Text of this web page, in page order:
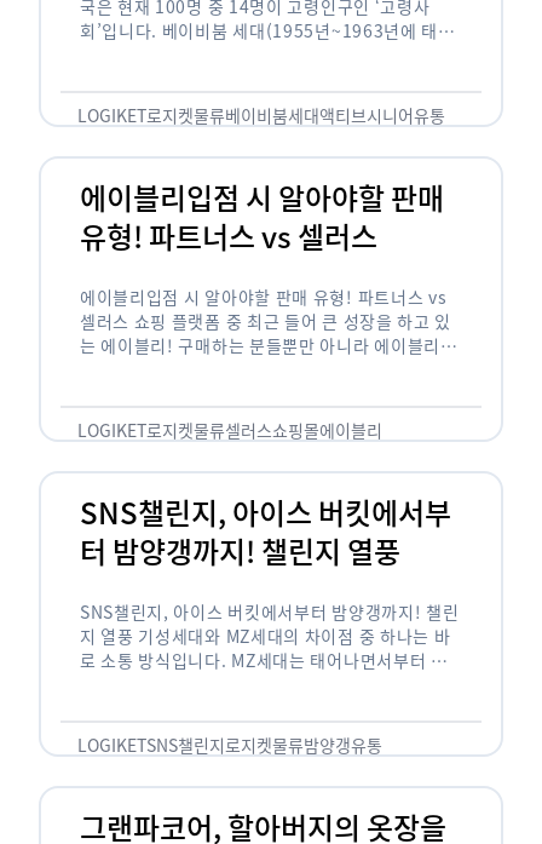
국은 현재 100명 중 14명이 고령인구인 ‘고령사
회’입니다. 베이비붐 세대(1955년~1963년에 태어
오고 있습니다. 하지만 사회가 늙어가는 …
LOGIKET로지켓물류베이비붐세대액티브시니어유통
에이블리입점 시 알아야할 판매
유형! 파트너스 vs 셀러스
에이블리입점 시 알아야할 판매 유형! 파트너스 vs
셀러스 쇼핑 플랫폼 중 최근 들어 큰 성장을 하고 있
는 에이블리! 구매하는 분들뿐만 아니라 에이블리에
LOGIKET로지켓물류셀러스쇼핑몰에이블리
SNS챌린지, 아이스 버킷에서부
터 밤양갱까지! 챌린지 열풍
SNS챌린지, 아이스 버킷에서부터 밤양갱까지! 챌린
지 열풍 기성세대와 MZ세대의 차이점 중 하나는 바
로 소통 방식입니다. MZ세대는 태어나면서부터 디
도 능숙한 …
LOGIKETSNS챌린지로지켓물류밤양갱유통
그랜파코어, 할아버지의 옷장을